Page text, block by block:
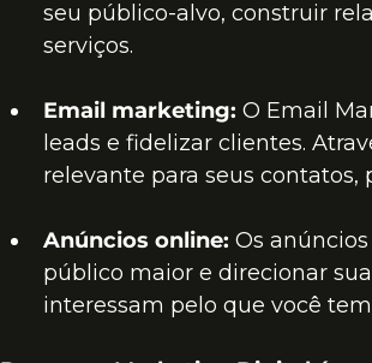
seu público-alvo, construir
serviços.
Email marketing: O Email
leads e fidelizar clientes.
relevante para seus
Anúncios online: Os
público maior e direcionar
interessam pelo que você